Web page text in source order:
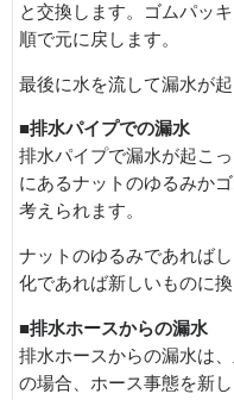
と交換します。ゴムパッ
順で元に戻します。
最後に水を流して漏水が
■排水パイプでの漏水
排水パイプで漏水が起こ
にあるナットのゆるみか
考えられます。
ナットのゆるみであれば
化であれば新しいものに換
■排水ホースからの漏水
排水ホースからの漏水は
の場合、ホース事態を新